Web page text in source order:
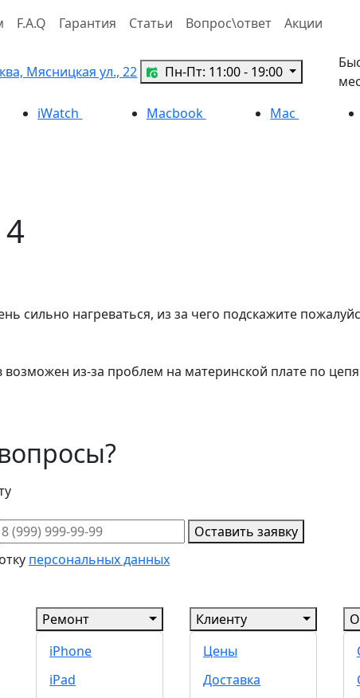
F.A.Q Гарантия Статьи Вопрос\ответ Акции
Мясницкая ул., 22 Пн-Пт: 11:00 - 19:00
iWatch Macbook Mac
сильно нагреваться, из за чего подскажите
из-за проблем на материнской плате по
Оставить заявку
персональных данных
Ремонт
iPhone
iPad
Клиенту
Цены
Доставка